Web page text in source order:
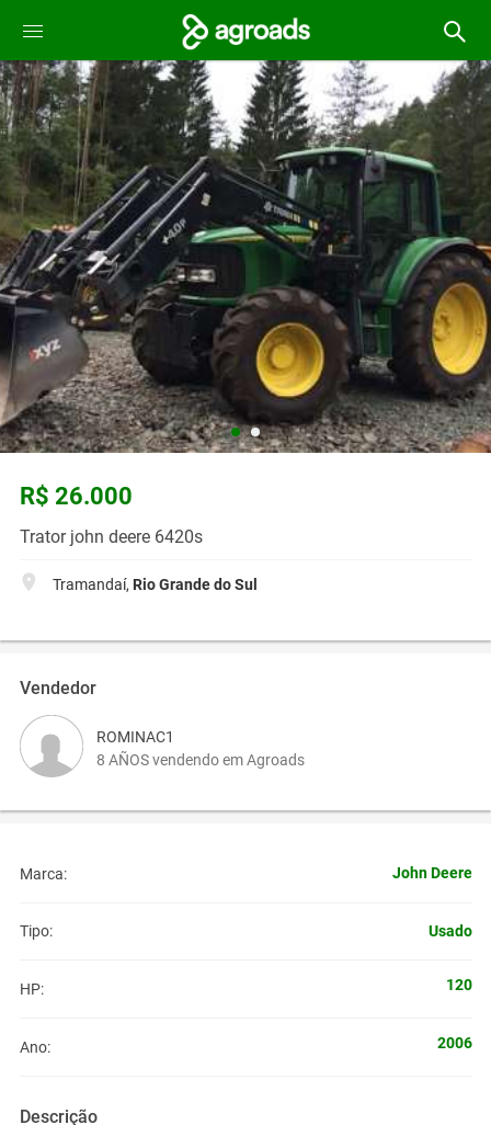
R$ 26.000
Trator john deere 6420s
Tramandaí, Rio Grande do Sul
Vendedor
ROMINAC1
8 AÑOS vendendo em Agroads
Marca: John Deere
Tipo: Usado
HP: 120
Ano: 2006
Descrição